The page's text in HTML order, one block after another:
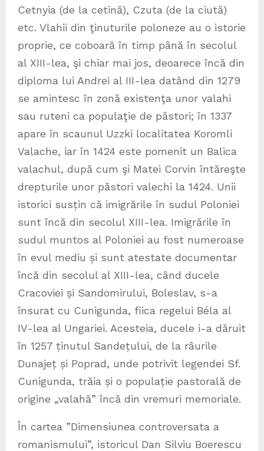
Cetnyia (de la cetină), Czuta (de la ciută)
etc. Vlahii din ţinuturile poloneze au o istorie
proprie, ce coboară în timp până în secolul
al XIII-lea, şi chiar mai jos, deoarece încă din
diploma lui Andrei al III-lea datând din 1279
se amintesc în zonă existenţa unor valahi
sau ruteni ca populaţie de păstori; în 1337
apare în scaunul Uzzki localitatea Koromli
Valache, iar în 1424 este pomenit un Balica
valachul, după cum şi Matei Corvin întăreşte
drepturile unor păstori valechi la 1424. Unii
istorici susțin că imigrările în sudul Poloniei
sunt încă din secolul XIII-lea. Imigrările în
sudul muntos al Poloniei au fost numeroase
în evul mediu și sunt atestate documentar
încă din secolul al XIII-lea, când ducele
Cracoviei și Sandomirului, Boleslav, s-a
însurat cu Cunigunda, fiica regelui Béla al
IV-lea al Ungariei. Acesteia, ducele i-a dăruit
în 1257 ținutul Sandețului, de la râurile
Dunajeț și Poprad, unde potrivit legendei Sf.
Cunigunda, trăia și o populație pastorală de
origine „valahă” încă din vremuri memoriale.
În cartea ”Dimensiunea controversata a
romanismului”, istoricul Dan Silviu Boerescu